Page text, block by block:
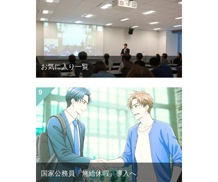
お気に入り一覧
国家公務員「無給休暇」導入へ